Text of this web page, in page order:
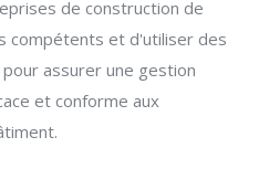
de construction de
compétents et d'utiliser des
assurer une gestion
et conforme aux